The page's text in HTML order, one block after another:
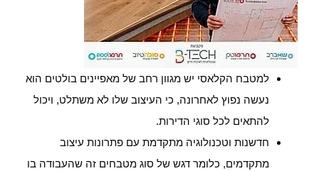
למטבח הקלאסי יש מגוון רחב של מאפיינים בולטים הוא
נעשה נפוץ לאחרונה, כי העיצוב שלו לא משתלט, ויכול
להתאים לכל סוגי הדירות.
חדשנות וטכנולוגיה מתקדמת עם פתרונות עיצוב
מתקדמים, כלומר דגש של סוג מטבחים זה שהעבודה בו